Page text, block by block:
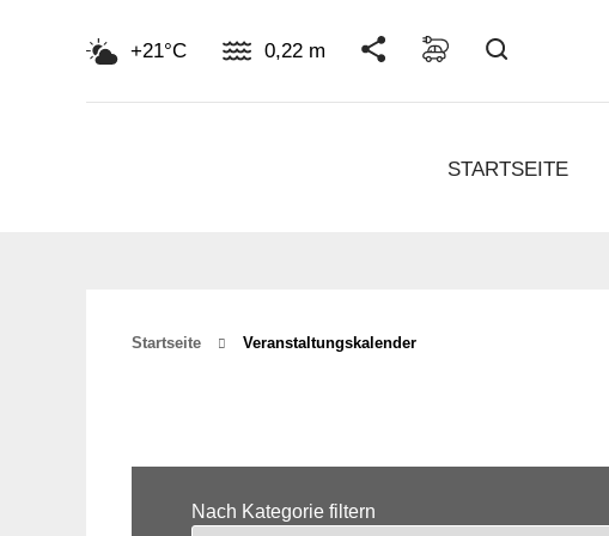
+21°C 0,22 m
STARTSEITE
Startseite Veranstaltungskalender
Nach Kategorie filtern